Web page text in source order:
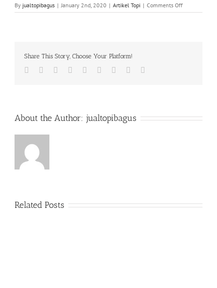
By jualtopibagus | January 2nd, 2020 | Artikel Topi | Comments Offon
0812
Share This Story, Choose Your Platform!
Facebook
TwitterLinkedIn
Reddit Whatsapp
TumblrPinterest
About the Author: jualtopibagus
Related Posts